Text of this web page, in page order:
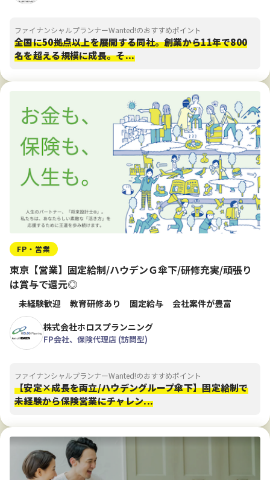
ファイナンシャルプランナーWanted!のおすすめポイント
全国に50拠点以上を展開する同社。創業から11年で800
名を超える規模に成長。そ...
FP・営業
東京【営業】固定給制/ハウデンＧ傘下/研修充実/頑張り
は賞与で還元◎
未経験歓迎 教育研修あり 固定給与
会社案件が豊富
株式会社ホロスプランニング
FP会社、保険代理店 (訪問型)
ファイナンシャルプランナーWanted!のおすすめポイント
【安定×成長を両立/ハウデングループ傘下】固定給制で
未経験から保険営業にチャレン...